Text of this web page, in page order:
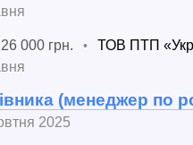
26 000 грн. •
ТОВ ПТП
(менеджер по
2025